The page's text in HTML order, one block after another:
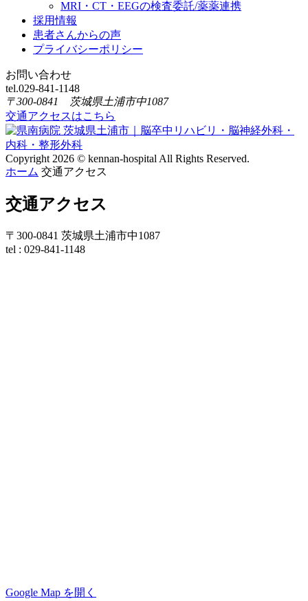
MRI・CT・EEGの検査委託/薬薬連携
採用情報
患者さんからの声
プライバシーポリシー
お問い合わせ
tel.029-841-1148
〒300-0841 茨城県土浦市中1087
交通アクセスはこちら
Copyright 2026 © kennan-hospital All Rights Reserved.
ホーム 交通アクセス
交通アクセス
〒300-0841 茨城県土浦市中1087
tel : 029-841-1148
Google Map を開く